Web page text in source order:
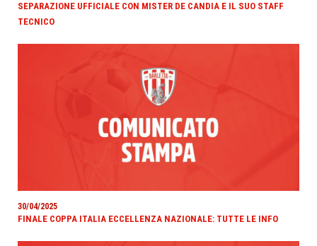
SEPARAZIONE UFFICIALE CON MISTER DE CANDIA E IL SUO STAFF
TECNICO
30/04/2025
FINALE COPPA ITALIA ECCELLENZA NAZIONALE: TUTTE LE INFO